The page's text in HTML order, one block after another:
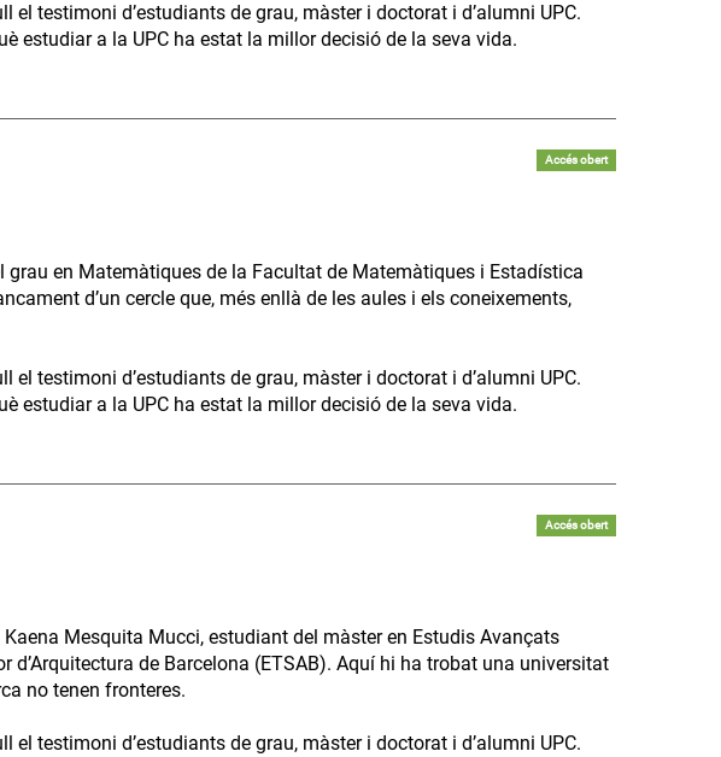
el testimoni d’estudiants de grau, màster i doctorat i d’alumni UPC.
estudiar a la UPC ha estat la millor decisió de la seva vida.
Accés obert
grau en Matemàtiques de la Facultat de Matemàtiques i Estadística
d’un cercle que, més enllà de les aules i els coneixements,
el testimoni d’estudiants de grau, màster i doctorat i d’alumni UPC.
estudiar a la UPC ha estat la millor decisió de la seva vida.
Accés obert
Kaena Mesquita Mucci, estudiant del màster en Estudis Avançats
d’Arquitectura de Barcelona (ETSAB). Aquí hi ha trobat una universitat
no tenen fronteres.
el testimoni d’estudiants de grau, màster i doctorat i d’alumni UPC.